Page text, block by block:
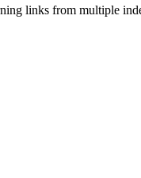
links from multiple